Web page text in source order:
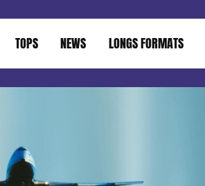
TOPS NEWS LONGS FORMATS